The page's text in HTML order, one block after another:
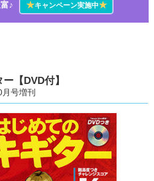
♪
★キャンペーン実施中★
【DVD付】
号増刊